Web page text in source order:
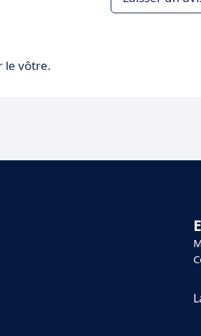
le vôtre.